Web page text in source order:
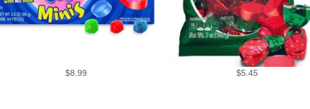
$8.99 $5.45